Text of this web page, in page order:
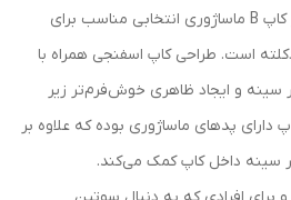
سوتین دکلته اسفنجی جک‌دار کاپ B ماساژوری انتخابی مناسب برای
است. طراحی کاپ اسفنجی همراه با
و ایجاد ظاهری خوش‌فرم‌تر زیر
پدهای ماساژوری بوده که علاوه بر
سینه داخل کاپ کمک می‌کند.